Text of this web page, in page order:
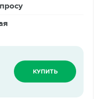
КУПИТЬ